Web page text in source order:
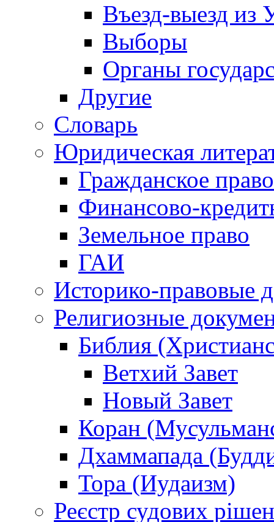
Въезд-выезд из
Выборы
Органы
Другие
Словарь
Юридическая
Гражданское право
Финансово-
Земельное право
ГАИ
Историко-правовые
Религиозные
Библия
Ветхий Завет
Новый Завет
Коран
Дхаммапада
Тора (Иудаизм)
Реєстр судових